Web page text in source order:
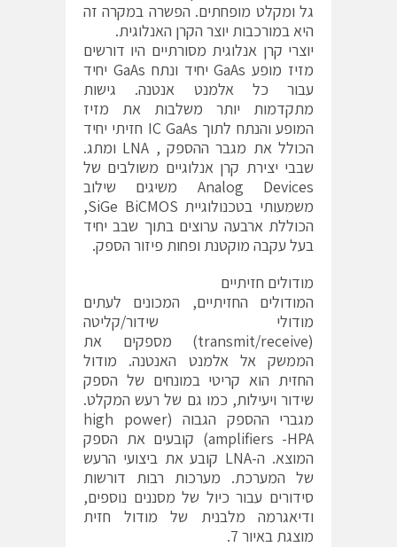
גל ומקלט מופחתים. הפשרה במקרה זה
היא במורכבות יוצר הקרן האנלוגית.
יוצרי קרן אנלוגית מסורתיים היו דורשים
מזיז מופע GaAs יחיד ונתח GaAs יחיד
עבור כל אלמנט אנטנה. גישות
מתקדמות יותר משלבות את מזיז
המופע והנתח לתוך IC GaAs חזיתי יחיד
הכולל את מגבר ההספק , LNA ומתג.
שבבי יצירת קרן אנלוגיים משולבים של
Analog Devices משיגים שילוב
משמעותי בטכנולוגיית SiGe BiCMOS,
הכוללת ארבעה ערוצים בתוך שבב יחיד
בעל עקבה מוקטנת ופחות פיזור הספק.
מודולים חזיתיים
המודולים החזיתיים, המכונים לעתים
מודולי שידור/קליטה
(transmit/receive) מספקים את
הממשק אל אלמנט האנטנה. מודול
החזית הוא קריטי במונחים של הספק
שידור ויעילות, כמו גם של רעש המקלט.
מגברי ההספק הגבוה (high power
amplifiers -HPA) קובעים את הספק
המוצא. ה-LNA קובע את ביצועי הרעש
של המערכת. מערכות רבות דורשות
סידורים עבור כיול של מסננים נוספים,
ודיאגרמה מלבנית של מודול חזית
מוצגת באיור 7.